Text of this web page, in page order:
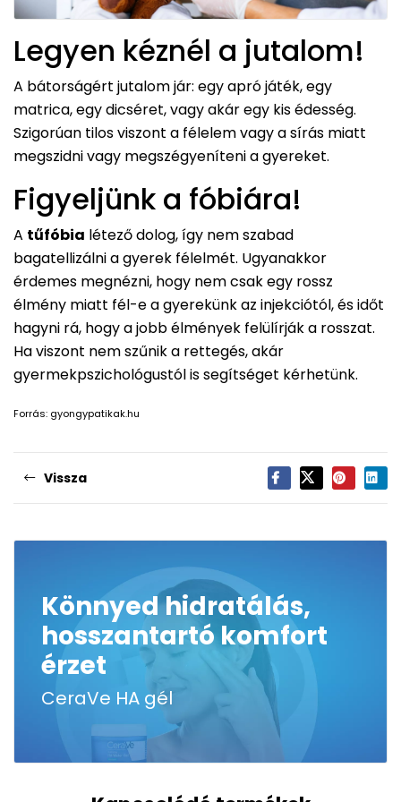
Legyen kéznél a jutalom!
A bátorságért jutalom jár: egy apró játék, egy
matrica, egy dicséret, vagy akár egy kis édesség.
Szigorúan tilos viszont a félelem vagy a sírás miatt
megszidni vagy megszégyeníteni a gyereket.
Figyeljünk a fóbiára!
A tűfóbia létező dolog, így nem szabad
bagatellizálni a gyerek félelmét. Ugyanakkor
érdemes megnézni, hogy nem csak egy rossz
élmény miatt fél-e a gyerekünk az injekciótól, és időt
hagyni rá, hogy a jobb élmények felülírják a rosszat.
Ha viszont nem szűnik a rettegés, akár
gyermekpszichológustól is segítséget kérhetünk.
Forrás: gyongypatikak.hu
Vissza
Könnyed hidratálás,
hosszantartó komfort
érzet
CeraVe HA gél